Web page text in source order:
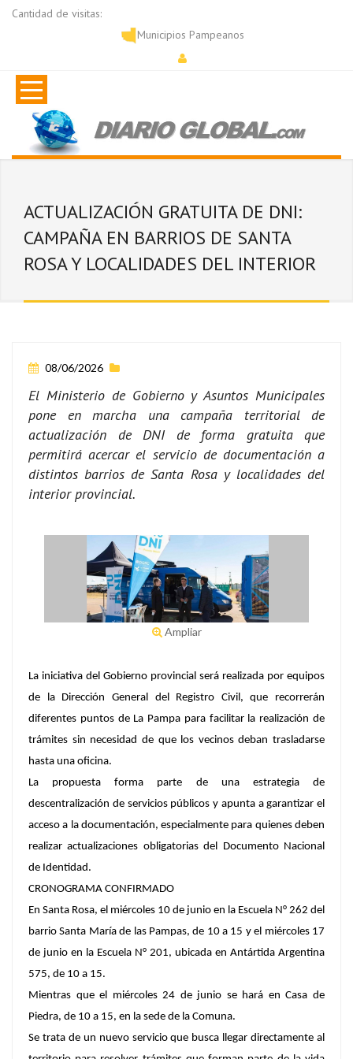
Cantidad de visitas:
Municipios Pampeanos
ACTUALIZACIÓN GRATUITA DE DNI:
CAMPAÑA EN BARRIOS DE SANTA
ROSA Y LOCALIDADES DEL INTERIOR
08/06/2026
El Ministerio de Gobierno y Asuntos Municipales
pone en marcha una campaña territorial de
actualización de DNI de forma gratuita que
permitirá acercar el servicio de documentación a
distintos barrios de Santa Rosa y localidades del
interior provincial.
Ampliar
La iniciativa del Gobierno provincial será realizada por equipos
de la Dirección General del Registro Civil, que recorrerán
diferentes puntos de La Pampa para facilitar la realización de
trámites sin necesidad de que los vecinos deban trasladarse
hasta una oficina.
La propuesta forma parte de una estrategia de
descentralización de servicios públicos y apunta a garantizar el
acceso a la documentación, especialmente para quienes deben
realizar actualizaciones obligatorias del Documento Nacional
de Identidad.
CRONOGRAMA CONFIRMADO
En Santa Rosa, el miércoles 10 de junio en la Escuela N° 262 del
barrio Santa María de las Pampas, de 10 a 15 y el miércoles 17
de junio en la Escuela N° 201, ubicada en Antártida Argentina
575, de 10 a 15.
Mientras que el miércoles 24 de junio se hará en Casa de
Piedra, de 10 a 15, en la sede de la Comuna.
Se trata de un nuevo servicio que busca llegar directamente al